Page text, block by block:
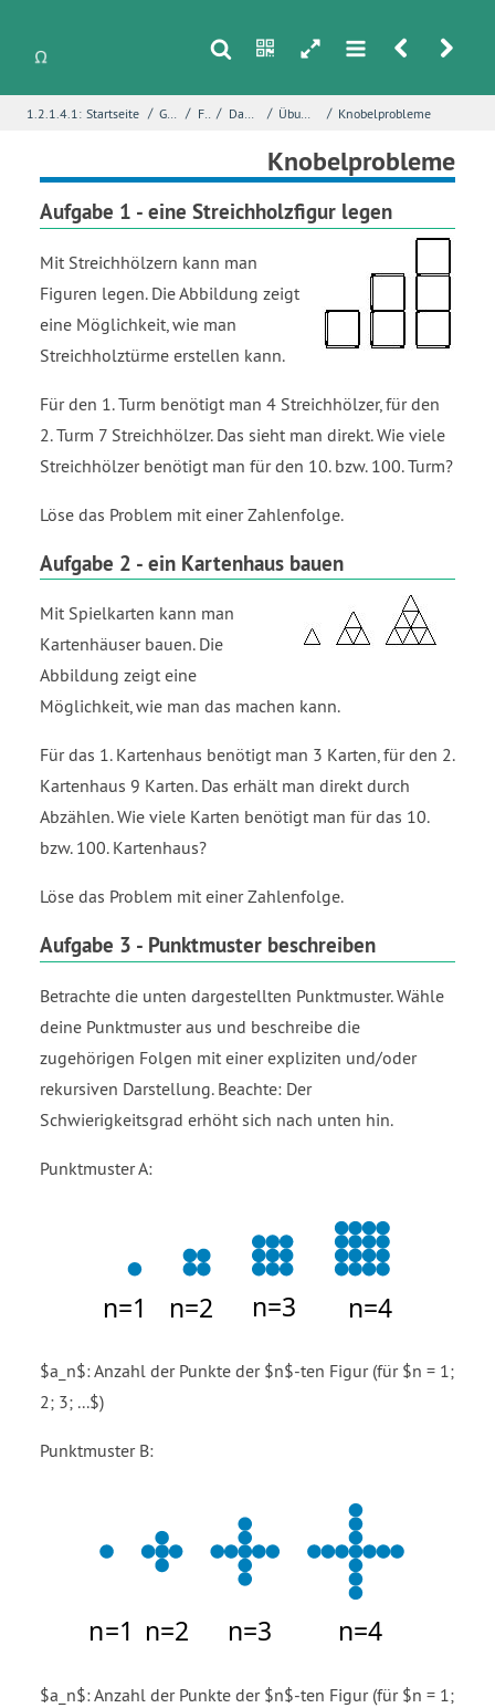
s n h m r u
1.2.1.4.1: Startseite / Grundlagen / Folgen / Das Folgenkonzept / Übungen - Folgenkonzept / Knobelprobleme
Knobelprobleme
Aufgabe 1 - eine Streichholzfigur legen
Mit Streichhölzern kann man
Figuren legen. Die Abbildung zeigt
eine Möglichkeit, wie man
Streichholztürme erstellen kann.
Für den 1. Turm benötigt man 4 Streichhölzer, für den
2. Turm 7 Streichhölzer. Das sieht man direkt. Wie viele
Streichhölzer benötigt man für den 10. bzw. 100. Turm?
Löse das Problem mit einer Zahlenfolge.
Aufgabe 2 - ein Kartenhaus bauen
Mit Spielkarten kann man
Kartenhäuser bauen. Die
Abbildung zeigt eine
Möglichkeit, wie man das machen kann.
Für das 1. Kartenhaus benötigt man 3 Karten, für den 2.
Kartenhaus 9 Karten. Das erhält man direkt durch
Abzählen. Wie viele Karten benötigt man für das 10.
bzw. 100. Kartenhaus?
Löse das Problem mit einer Zahlenfolge.
Aufgabe 3 - Punktmuster beschreiben
Betrachte die unten dargestellten Punktmuster. Wähle
deine Punktmuster aus und beschreibe die
zugehörigen Folgen mit einer expliziten und/oder
rekursiven Darstellung. Beachte: Der
Schwierigkeitsgrad erhöht sich nach unten hin.
Punktmuster A:
$a_n$: Anzahl der Punkte der $n$-ten Figur (für $n = 1;
2; 3; ...$)
Punktmuster B:
$a_n$: Anzahl der Punkte der $n$-ten Figur (für $n = 1;
Seite*